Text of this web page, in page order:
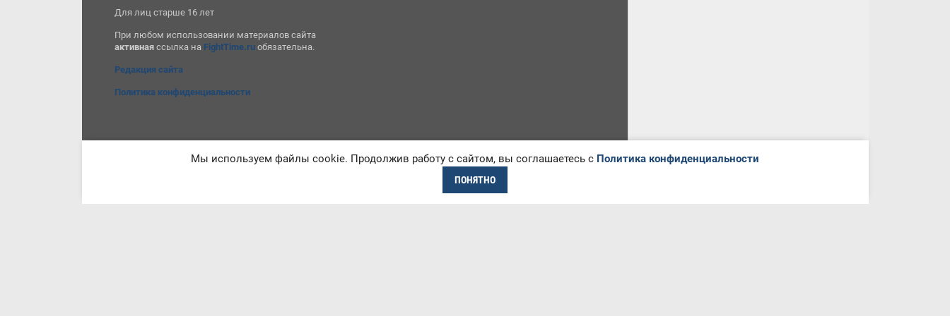
Для лиц старше 16 лет
При любом использовании материалов сайта
активная ссылка на FightTime.ru обязательна.
Редакция сайта
Политика конфиденциальности
Мы используем файлы cookie. Продолжив работу с сайтом, вы соглашаетесь с Политика конфиденциальности
ПОНЯТНО